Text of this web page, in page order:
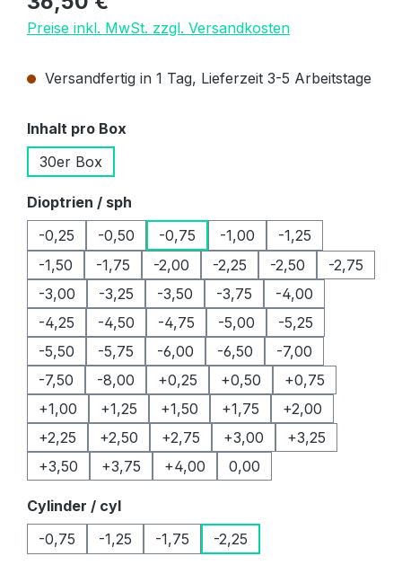
Preise inkl. MwSt. zzgl. Versandkosten
Versandfertig in 1 Tag, Lieferzeit 3-5 Arbeitstage
Inhalt pro Box
30er Box
Dioptrien / sph
-0,25
-0,50 -0,75 -1,00
-1,25
-1,50
-1,75 -2,00 -2,25 -2,50
-2,75
-3,00
-3,25 -3,50 -3,75
-4,00
-4,25
-4,50 -4,75 -5,00
-5,25
-5,50
-5,75 -6,00 -6,50
-7,00
-7,50
-8,00 +0,25 +0,50
+0,75
+1,00
+1,25 +1,50 +1,75
+2,00
+2,25
+2,50 +2,75 +3,00
+3,25
+3,50
+3,75 +4,00 0,00
Cylinder / cylauswählen
-0,75
-1,25 -1,75 -2,25